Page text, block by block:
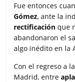
Fue entonces
Gómez, ante la
rectificación que
abandonaron el
algo inédito en la
Con el regreso a
Madrid, entre